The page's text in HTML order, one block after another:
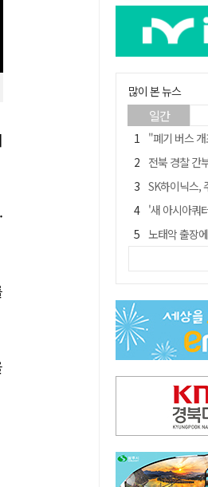
많이 본 뉴스
일간
"폐기 버스 개조해 청
전북 경찰 간부 '女교사 몰
SK하이닉스, 주당 375원
'새 아시아쿼터는 어떨
노태악 출장에 부인 별
'외도 의심' 아내 화장
통합 고속철 할인
한국 축구, 심판 성접대 경
경찰, 9월 초부터 상